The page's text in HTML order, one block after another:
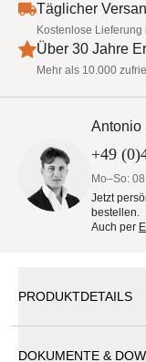
Täglicher
Kostenlose
Über 30 Jahre
Mehr als 10.000
Antonio
+49
Mo–So:
Jetzt
bestellen.
Auch per
PRODUKTDETAILS
Wenn Sie nur das
DOKUMENTE &